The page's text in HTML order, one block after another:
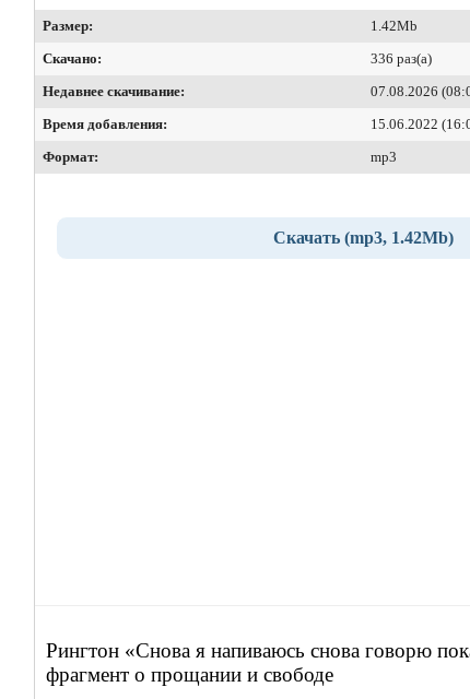
Размер:
1.42Mb
Скачано:
336 раз(а)
Недавнее скачивание:
07.08.2026
Время добавления:
15.06.2022
Формат:
mp3
Скачать (mp3, 1.42Mb)
Рингтон «Снова я напиваюсь снова говорю
фрагмент о прощании и свободе